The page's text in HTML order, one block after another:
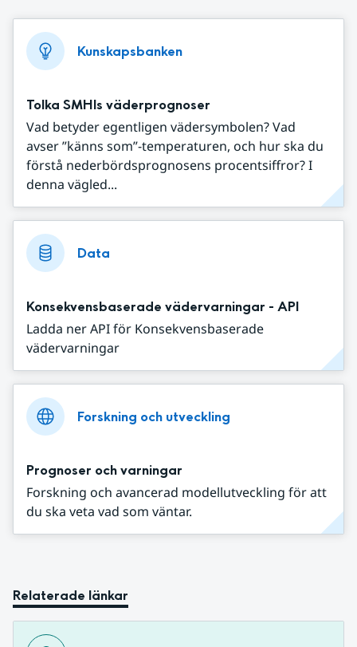
Kunskapsbanken
Tolka SMHIs väderprognoser
Vad betyder egentligen vädersymbolen? Vad
avser ”känns som”-temperaturen, och hur ska du
förstå nederbördsprognosens procentsiffror? I
denna vägled...
Data
Konsekvensbaserade vädervarningar - API
Ladda ner API för Konsekvensbaserade
vädervarningar
Forskning och utveckling
Prognoser och varningar
Forskning och avancerad modellutveckling för att
du ska veta vad som väntar.
Relaterade länkar